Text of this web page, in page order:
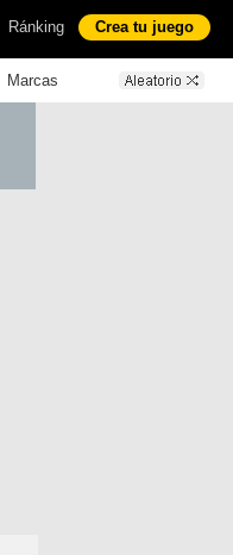
Ránking Crea tu juego
Marcas